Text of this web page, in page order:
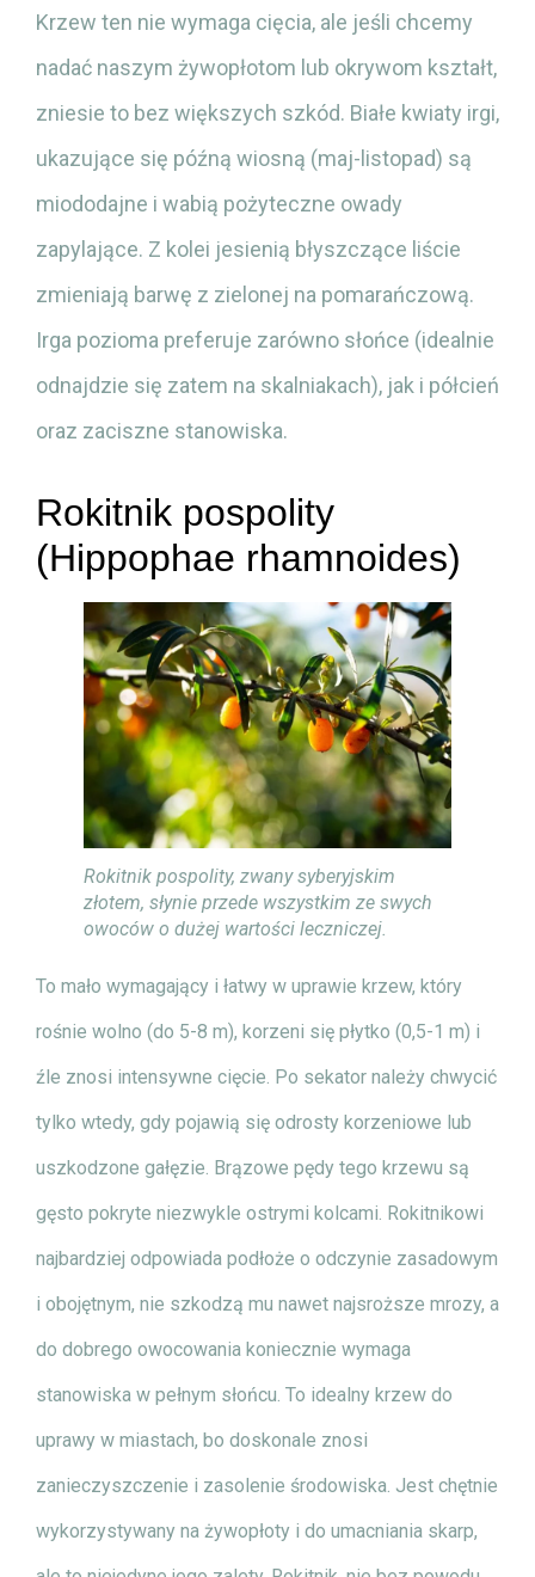
Krzew ten nie wymaga cięcia, ale jeśli chcemy
nadać naszym żywopłotom lub okrywom kształt,
zniesie to bez większych szkód. Białe kwiaty irgi,
ukazujące się późną wiosną (maj-listopad) są
miododajne i wabią pożyteczne owady
zapylające. Z kolei jesienią błyszczące liście
zmieniają barwę z zielonej na pomarańczową.
Irga pozioma preferuje zarówno słońce (idealnie
odnajdzie się zatem na skalniakach), jak i półcień
oraz zaciszne stanowiska.
Rokitnik pospolity
(Hippophae rhamnoides)
Rokitnik pospolity, zwany syberyjskim
złotem, słynie przede wszystkim ze swych
owoców o dużej wartości leczniczej.
To mało wymagający i łatwy w uprawie krzew, który
rośnie wolno (do 5-8 m), korzeni się płytko (0,5-1 m) i
źle znosi intensywne cięcie. Po sekator należy chwycić
tylko wtedy, gdy pojawią się odrosty korzeniowe lub
uszkodzone gałęzie. Brązowe pędy tego krzewu są
gęsto pokryte niezwykle ostrymi kolcami. Rokitnikowi
najbardziej odpowiada podłoże o odczynie zasadowym
i obojętnym, nie szkodzą mu nawet najsroższe mrozy, a
do dobrego owocowania koniecznie wymaga
stanowiska w pełnym słońcu. To idealny krzew do
uprawy w miastach, bo doskonale znosi
zanieczyszczenie i zasolenie środowiska. Jest chętnie
wykorzystywany na żywopłoty i do umacniania skarp,